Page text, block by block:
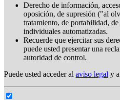
Derecho de información,
oposición, de supresión ("al
tratamiento, de portabilidad,
individuales automatizadas.
Recuerde que ejercitar sus
puede usted presentar una
autoridad de control.
Puede usted acceder al aviso legal y